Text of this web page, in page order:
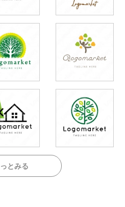
とみる